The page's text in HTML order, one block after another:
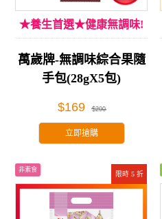
★養生首選★健康無調味!
萬歲牌-無調味綜合果隨
手包(28gX5包)
$169 $200
立即搶購
限時 5 折
非素食